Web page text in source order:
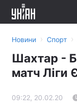
Новини › Спорт ›
Шахтар -
матч Ліги
09:22, 20.02.20